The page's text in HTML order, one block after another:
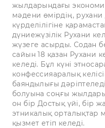
жылдарындағы
мәдени өмірдің,
күрделілігіне
дүниежүзілік Рухани
жүзеге асырды. Содан
сайын 18 қазан Рухани
келеді. Бұл күні
конфессияаралық
баяндылығы
болуына соңғы
он бір Достық үйі, бір
этникалық орталықтар
қызмет етіп келеді.